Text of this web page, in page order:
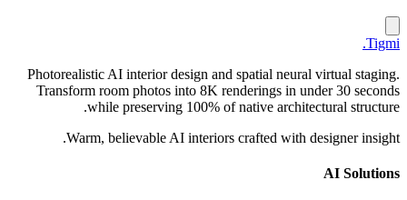
Tigmi
.
Photorealistic AI interior design and spatial neural virtual staging.
Transform room photos into 8K renderings in under 30 seconds
while preserving 100% of native architectural structure.
Warm, believable AI interiors crafted with designer insight.
AI Solutions